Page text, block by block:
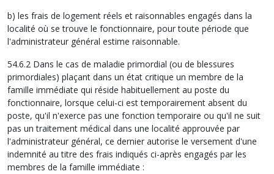
b) les frais de logement réels et raisonnables engagés dans la
localité où se trouve le fonctionnaire, pour toute période que
l'administrateur général estime raisonnable.
54.6.2 Dans le cas de maladie primordial (ou de blessures
primordiales) plaçant dans un état critique un membre de la
famille immédiate qui réside habituellement au poste du
fonctionnaire, lorsque celui-ci est temporairement absent du
poste, qu'il n'exerce pas une fonction temporaire ou qu'il ne suit
pas un traitement médical dans une localité approuvée par
l'administrateur général, ce dernier autorise le versement d'une
indemnité au titre des frais indiqués ci-après engagés par les
membres de la famille immédiate :